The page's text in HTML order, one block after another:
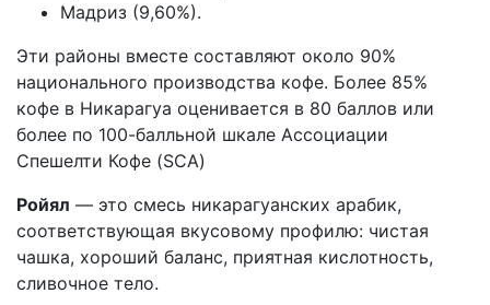
Мадриз (9,60%).
Эти районы вместе составляют около 90%
национального производства кофе. Более 85%
кофе в Никарагуа оценивается в 80 баллов или
более по 100-балльной шкале Ассоциации
Спешелти Кофе (SCA)
Ройял — это смесь никарагуанских арабик,
соответствующая вкусовому профилю: чистая
чашка, хороший баланс, приятная кислотность,
сливочное тело.